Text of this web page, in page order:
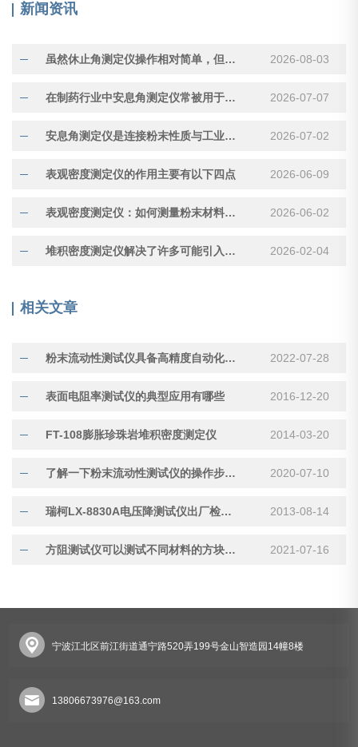
新闻资讯
虽然休止角测定仪操作相对简单，但测量结果受多种因素影响 2026-08-03
在制药行业中安息角测定仪常被用于评估压片用颗粒的流动性 2026-07-07
安息角测定仪是连接粉末性质与工业应用的重要工具 2026-07-02
表观密度测定仪的作用主要有以下四点 2026-06-09
表观密度测定仪：如何测量粉末材料的“真实体积” 2026-06-02
堆积密度测定仪解决了许多可能引入误差的因素 2026-02-04
相关文章
粉末流动性测试仪具备高精度自动化控制技术 2022-07-28
表面电阻率测试仪的典型应用有哪些 2016-12-20
FT-108膨胀珍珠岩堆积密度测定仪 2014-03-20
了解一下粉末流动性测试仪的操作步骤与注意事项 2020-07-10
瑞柯LX-8830A电压降测试仪出厂检验报告 2013-08-14
方阻测试仪可以测试不同材料的方块电阻 2021-07-16
宁波江北区前江街道通宁路520弄199号金山智造园14幢8楼
13806673976@163.com